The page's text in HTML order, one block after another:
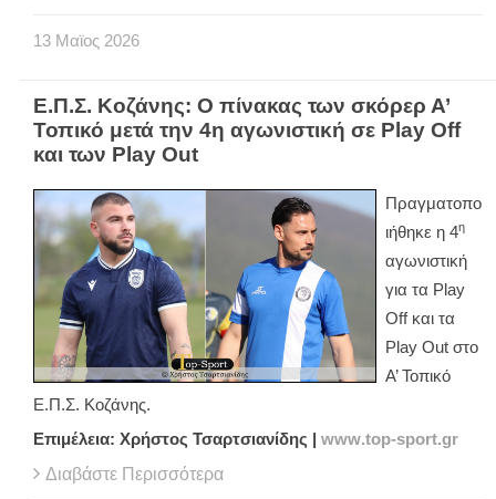
13 Μαϊος 2026
Ε.Π.Σ. Κοζάνης: Ο πίνακας των σκόρερ Α’
Τοπικό μετά την 4η αγωνιστική σε Play Off
και των Play Out
Πραγματοπο
ιήθηκε η 4η
αγωνιστική
για τα Play
Offκαι τα
Play Out στο
Α’ Τοπικό
Ε.Π.Σ. Κοζάνης.
Επιμέλεια: Χρήστος Τσαρτσιανίδης | www.top-sport.gr
Διαβάστε Περισσότερα